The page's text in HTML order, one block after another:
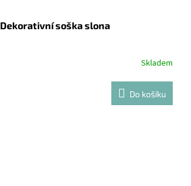
Dekorativní soška slona
Skladem
Do košíku